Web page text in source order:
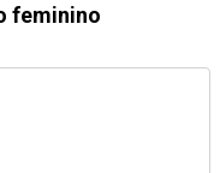
feminino